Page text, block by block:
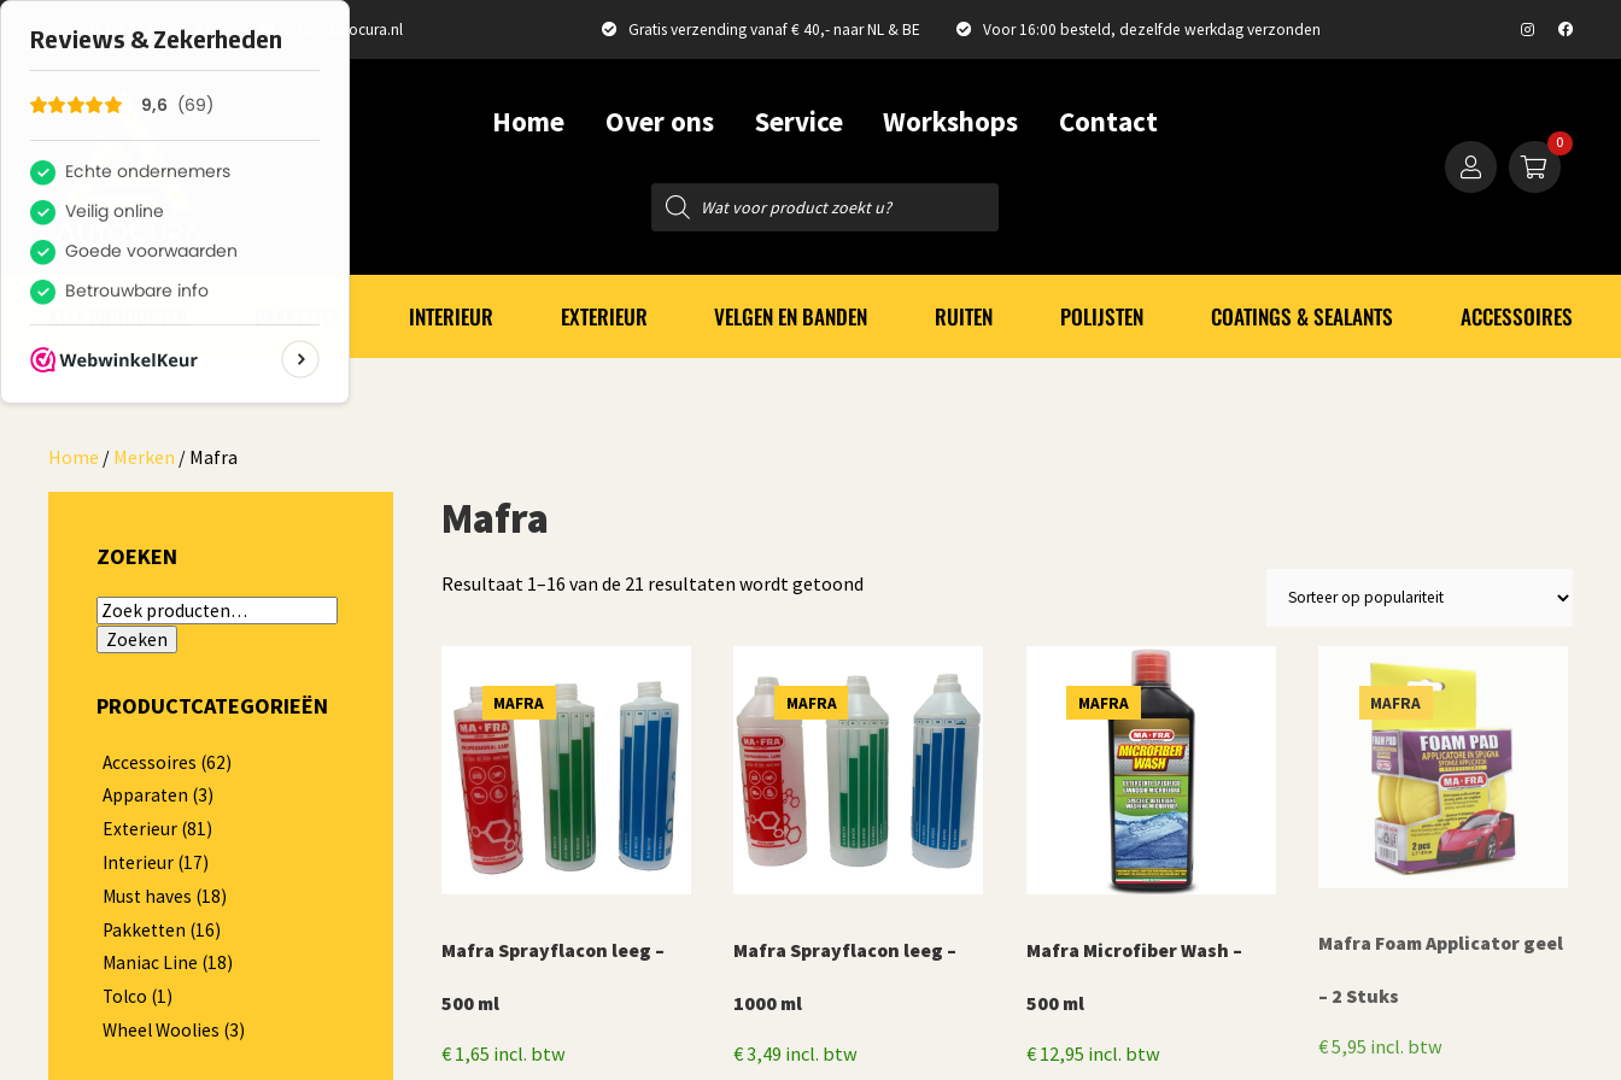
+ 31 (0) 6100 366 32 info@autocura.nl Gratis verzending vanaf € 40,- naar NL & BE Voor 16:00 besteld, dezelfde werkdag verzonden
Home Over ons Service Workshops Contact
Producten
zoeken
0
ALLE PRODUCTEN PAKKETTEN INTERIEUR EXTERIEUR VELGEN EN BANDEN RUITEN POLIJSTEN COATINGS & SEALANTS ACCESSOIRES
Home / Merken / Mafra
ZOEKEN
Zoeken
naar:
Zoeken
PRODUCTCATEGORIEËN
Accessoires (62)
Apparaten (3)
Exterieur (81)
Interieur (17)
Must haves (18)
Pakketten (16)
Maniac Line (18)
Tolco (1)
Wheel Woolies (3)
Mafra
Resultaat 1–16 van de 21 resultaten wordt getoond
MAFRA
Mafra Sprayflacon leeg –
500 ml
€ 1,65 incl. btw
MAFRA
Mafra Sprayflacon leeg –
1000 ml
€3,49 incl. btw
MAFRA
Mafra Microfiber Wash –
500 ml
€12,95 incl. btw
MAFRA
Mafra Foam Applicator geel
– 2 Stuks
€5,95 incl. btw